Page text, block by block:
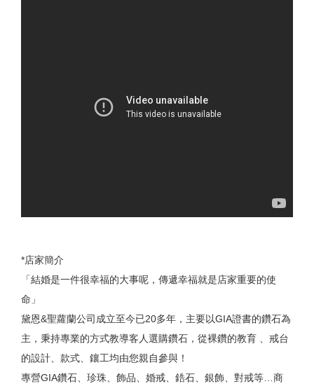
*店家簡介
「結婚是一件很幸福的大事呢，傳遞幸福就是店家重要的使
命」
黛恩&聖蘿蘭公司成立至今已20多年，主要以GIA證書的鑽石為
主，秉持專業的方式教導客人選購鑽石，從裸鑽的教育 、戒台
的設計、款式、鑲工均由您親自參與！
專營GIA鑽石、珍珠、飾品、婚戒、鋯石、銀飾、對戒等…商